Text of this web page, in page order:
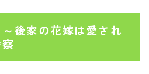
～後家の花嫁は愛され